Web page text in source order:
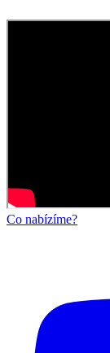
Co nabízíme?